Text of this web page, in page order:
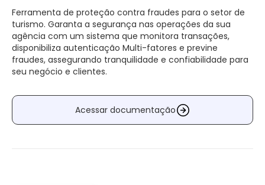
Ferramenta de proteção contra fraudes para o setor de
turismo. Garanta a segurança nas operações da sua
agência com um sistema que monitora transações,
disponibiliza autenticação Multi-fatores e previne
fraudes, assegurando tranquilidade e confiabilidade para
seu negócio e clientes.
Acessar documentação